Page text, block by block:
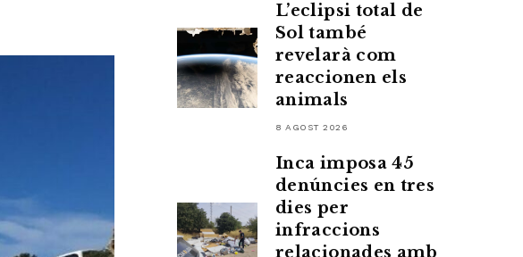
L’eclipsi total de
Sol també
revelarà com
reaccionen els
animals
8 AGOST 2026
Inca imposa 45
denúncies en tres
dies per
infraccions
relacionades amb